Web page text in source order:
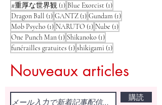
#重厚な世界観 (1)1 post
Blue Exorcist (1)1 post
Dragon Ball (1)1 post
GANTZ (1)1 post
Gundam (1)1 post
Mob Psycho (1)1 post
NARUTO (1)1 post
Nube (1)1 post
One Punch Man (1)1 post
Shikanoko (1)1 post
funérailles gratuites (1)1 post
shikigami (1)1 post
Nouveaux articles
購読